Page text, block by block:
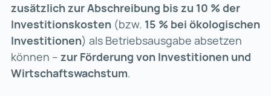
zusätzlich zur Abschreibung bis zu 10 % der
Investitionskosten (bzw. 15 % bei ökologischen
Investitionen) als Betriebsausgabe absetzen
können – zur Förderung von Investitionen und
Wirtschaftswachstum.